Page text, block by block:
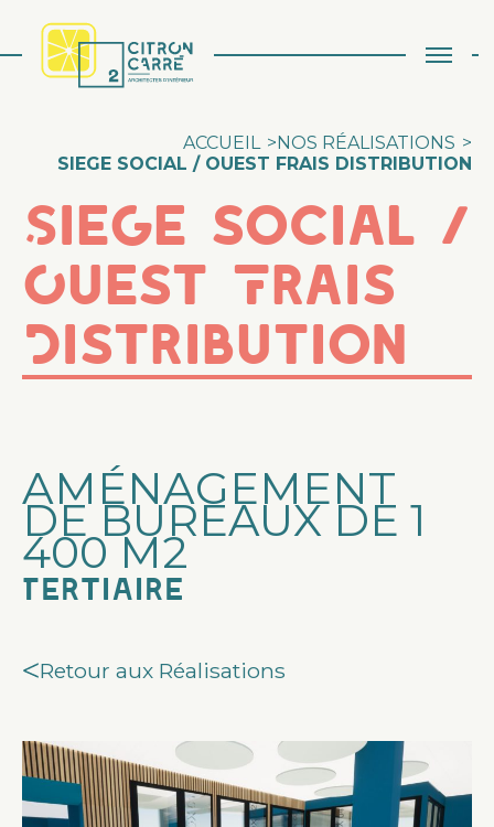
Aller au contenu
ACCUEIL >NOS RÉALISATIONS >
SIEGE SOCIAL / OUEST FRAIS DISTRIBUTION
Siege social /
Ouest Frais
Distribution
AMÉNAGEMENT
DE BUREAUX DE 1
400 M2
Tertiaire
Retour aux Réalisations